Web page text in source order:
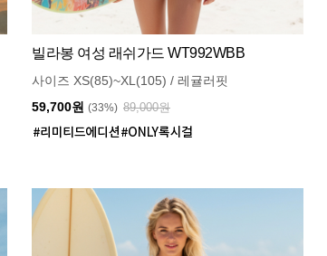
빌라봉 여성 래쉬가드 WT992WBB
사이즈 XS(85)~XL(105) / 레귤러핏
59,700원 (33%) 89,000원